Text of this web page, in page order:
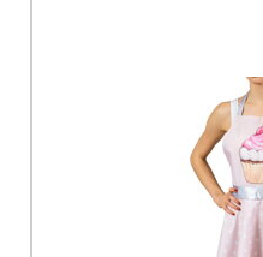
Ich stimme der
personenbezogenen Daten
einverstanden. Ich habe die
Bomba s.r.o. zur Kenntnis